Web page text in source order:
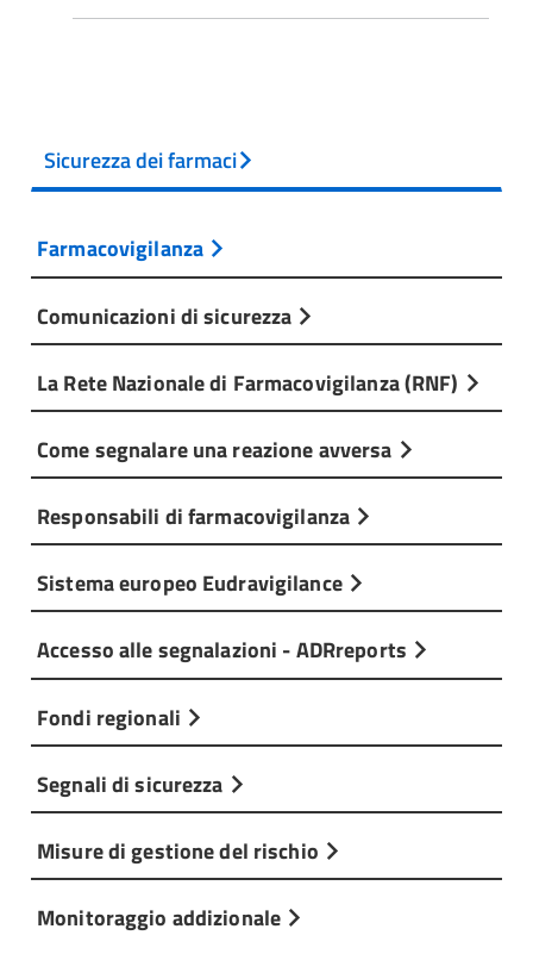
Sicurezza dei farmaci
Farmacovigilanza
Comunicazioni di sicurezza
La Rete Nazionale di Farmacovigilanza (RNF)
Come segnalare una reazione avversa
Responsabili di farmacovigilanza
Sistema europeo Eudravigilance
Accesso alle segnalazioni - ADRreports
Fondi regionali
Segnali di sicurezza
Misure di gestione del rischio
Monitoraggio addizionale